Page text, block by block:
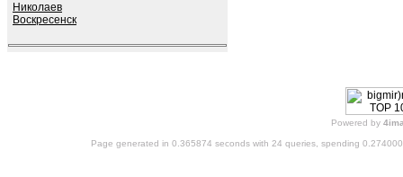
Николаев
Воскресенск
Powered by
Page generated in 0.365874 seconds with 24 queries, spending